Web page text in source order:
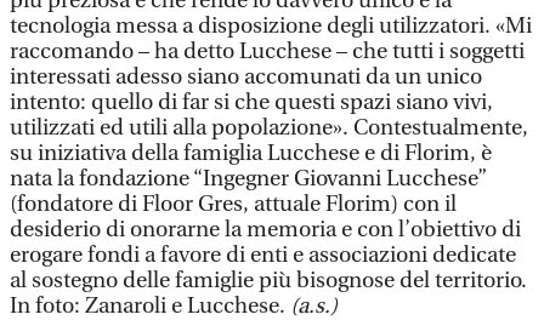
tecnologia messa a disposizione degli utilizzatori. «Mi
raccomando – ha detto Lucchese – che tutti i soggetti
interessati adesso siano accomunati da un unico
intento: quello di far si che questi spazi siano vivi,
utilizzati ed utili alla popolazione». Contestualmente,
su iniziativa della famiglia Lucchese e di Florim, è
nata la fondazione “Ingegner Giovanni Lucchese”
(fondatore di Floor Gres, attuale Florim) con il
desiderio di onorarne la memoria e con l’obiettivo di
erogare fondi a favore di enti e associazioni dedicate
al sostegno delle famiglie più bisognose del territorio.
In foto: Zanaroli e Lucchese. (a.s.)